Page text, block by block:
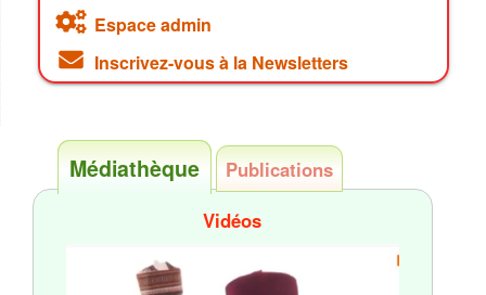
Espace admin
Inscrivez-vous à la Newsletters
Médiathèque
Publications
Vidéos